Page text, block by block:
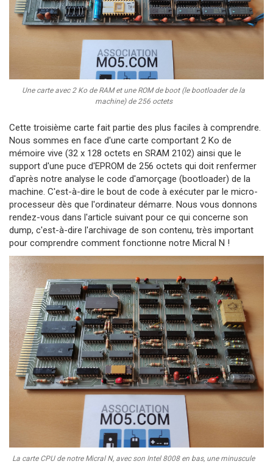
Une carte avec 2 Ko de RAM et une ROM de boot (le bootloader de la
machine) de 256 octets
Cette troisième carte fait partie des plus faciles à comprendre.
Nous sommes en face d'une carte comportant 2 Ko de
mémoire vive (32 x 128 octets en SRAM 2102) ainsi que le
support d'une puce d'EPROM de 256 octets qui doit renfermer
d'après notre analyse le code d'amorçage (bootloader) de la
machine. C'est-à-dire le bout de code à exécuter par le micro-
processeur dès que l'ordinateur démarre. Nous vous donnons
rendez-vous dans l'article suivant pour ce qui concerne son
dump, c'est-à-dire l'archivage de son contenu, très important
pour comprendre comment fonctionne notre Micral N !
La carte CPU de notre Micral N, avec son Intel 8008 en bas, une minuscule